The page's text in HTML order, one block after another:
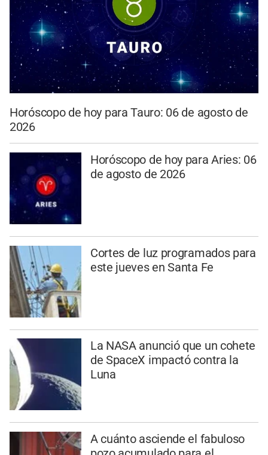
Horóscopo de hoy para Tauro: 06 de agosto de
2026
Horóscopo de hoy para Aries: 06
de agosto de 2026
Cortes de luz programados para
este jueves en Santa Fe
La NASA anunció que un cohete
de SpaceX impactó contra la
Luna
A cuánto asciende el fabuloso